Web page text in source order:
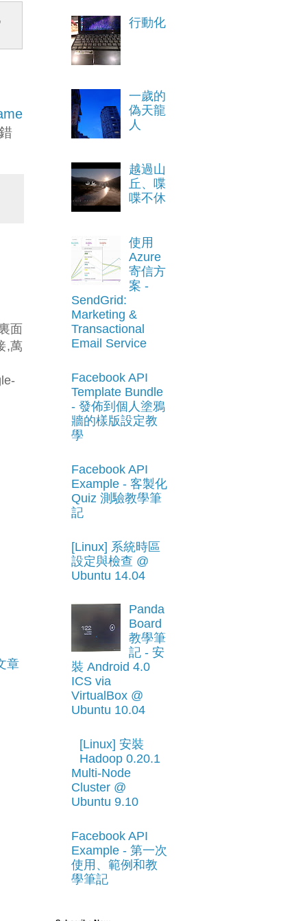
面
,萬
章
行動化
一歲的
偽天龍
人
越過山
丘、喋
喋不休
使用
Azure
寄信方
案 -
SendGrid:
Marketing &
Transactional
Email Service
Facebook API
Template Bundle
- 發佈到個人塗鴉
牆的樣版設定教
學
Facebook API
Example - 客製化
Quiz 測驗教學筆
記
[Linux] 系統時區
設定與檢查 @
Ubuntu 14.04
Panda
Board
教學筆
記 - 安
裝 Android 4.0
ICS via
VirtualBox @
Ubuntu 10.04
[Linux] 安裝
Hadoop 0.20.1
Multi-Node
Cluster @
Ubuntu 9.10
Facebook API
Example - 第一次
使用、範例和教
學筆記